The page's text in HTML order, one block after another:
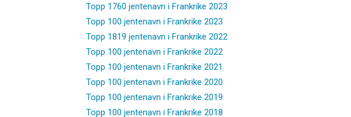
Topp 1760 jentenavn i Frankrike 2023
Topp 100 jentenavn i Frankrike 2023
Topp 1819 jentenavn i Frankrike 2022
Topp 100 jentenavn i Frankrike 2022
Topp 100 jentenavn i Frankrike 2021
Topp 100 jentenavn i Frankrike 2020
Topp 100 jentenavn i Frankrike 2019
Topp 100 jentenavn i Frankrike 2018